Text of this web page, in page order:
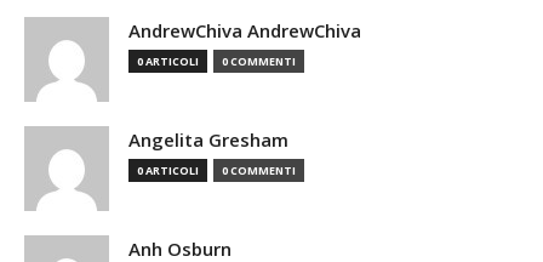
AndrewChiva AndrewChiva
0 ARTICOLI 0 COMMENTI
Angelita Gresham
0 ARTICOLI 0 COMMENTI
Anh Osburn